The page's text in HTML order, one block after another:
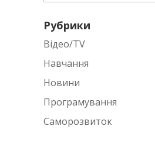
Рубрики
Відео/TV
Навчання
Новини
Програмування
Саморозвиток